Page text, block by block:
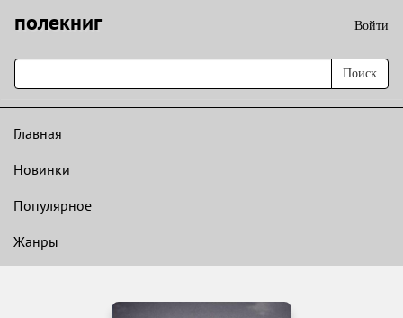
полекниг Войти
Поиск
Главная
Новинки
Популярное
Жанры